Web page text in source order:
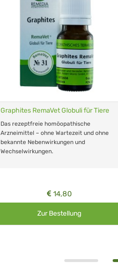
Graphites RemaVet Globuli für Tiere
Das rezeptfreie homöopathische
Arzneimittel – ohne Wartezeit und ohne
bekannte Nebenwirkungen und
Wechselwirkungen.
14,80
Zur Bestellung